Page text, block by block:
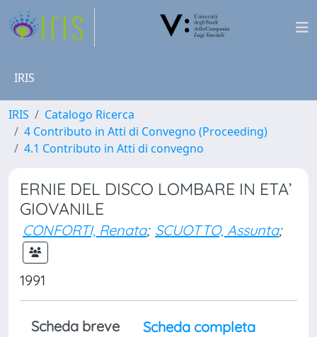
IRIS
IRIS
Catalogo Ricerca
4 Contributo in Atti di Convegno (Proceeding)
4.1 Contributo in Atti di convegno
ERNIE DEL DISCO LOMBARE IN ETA’
GIOVANILE
CONFORTI, Renata; SCUOTTO, Assunta;
1991
Scheda breve
Scheda completa